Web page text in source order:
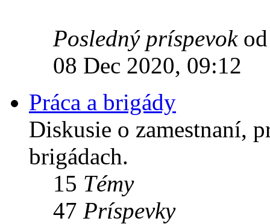
Posledný príspevok
08 Dec 2020, 09:12
Práca a brigády
Diskusie o zamestnaní,
brigádach.
15 Témy
47 Príspevky